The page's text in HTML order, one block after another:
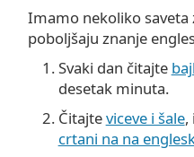
Imamo nekoliko saveta
poboljšaju znanje
Svaki dan čitajte
desetak minuta.
Čitajteviceve i šale,
crtani na na